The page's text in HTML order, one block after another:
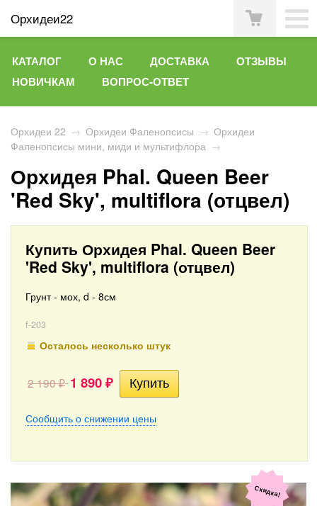
Орхидеи22
КАТАЛОГ О НАС ДОСТАВКА
ОТЗЫВЫ
НОВИЧКАМ
ВОПРОС-ОТВЕТ
Орхидеи 22 → Орхидеи Фаленопсисы → Орхидеи
Фаленопсисы мини, миди и мультифлора →
Орхидея Phal. Queen Beer
'Red Sky', multiflora (отцвел)
Купить Орхидея Phal. Queen Beer
'Red Sky', multiflora (отцвел)
Грунт - мох, d - 8см
f-203
Осталось несколько штук
2 190₽ 1 890 ₽
Сообщить о снижении цены
Скидка!